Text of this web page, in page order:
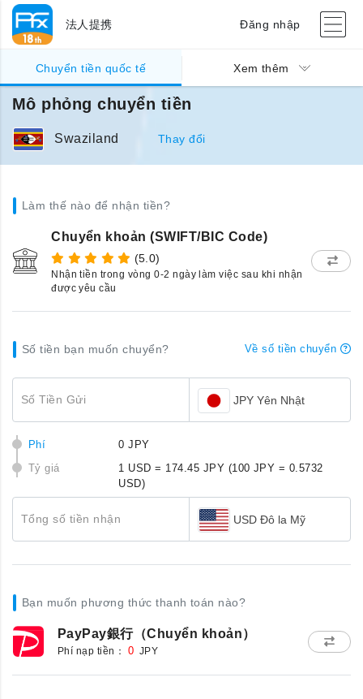
法人提携 Đăng nhập
Chuyển tiền quốc tế Xem thêm
Mô phỏng chuyển tiền
Swaziland Thay đổi
Làm thế nào để nhận tiền?
Chuyển khoản (SWIFT/BIC Code)
(5.0)
Nhận tiền trong vòng 0-2 ngày làm việc sau khi nhận
được yêu cầu
Số tiền bạn muốn chuyển? Về số tiền chuyển
Số Tiền Gửi JPY Yên Nhật
Phí
0 JPY
Tỷ giá
1 USD = 174.45 JPY (100 JPY = 0.5732
USD)
Tổng số tiền nhận USD Đô la Mỹ
Bạn muốn phương thức thanh toán nào?
PayPay銀行（Chuyển khoản）
Phí nạp tiền： 0 JPY